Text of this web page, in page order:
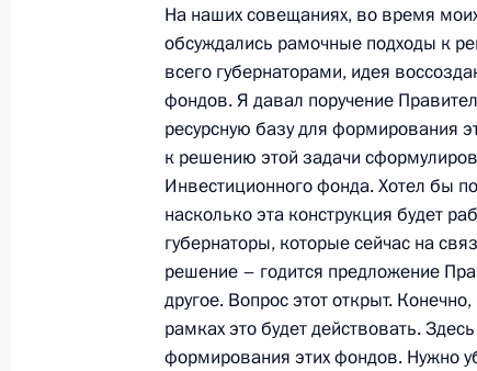
Телефонный разговор с
Харпером
15 июня 2010 года, 23:00
Встреча с председателем
Алексеем Миллером
15 июня 2010 года, 20:30 Московская
Россия окажет Киргизии
На наших совещаниях, во время
обсуждались рамочные подходы к
всего губернаторами, идея
фондов. Я давал поручение
ресурсную базу для формирования
к решению этой задачи
Инвестиционного фонда. Хотел бы
насколько эта конструкция будет
губернаторы, которые сейчас на
решение – годится предложение
другое. Вопрос этот открыт.
рамках это будет действовать.
формирования этих фондов. Нужно